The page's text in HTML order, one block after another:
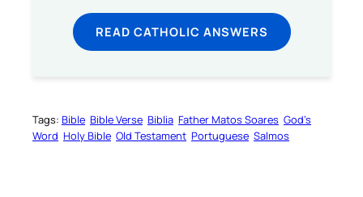
READ CATHOLIC ANSWERS
Tags: Bible Bible Verse Biblia Father Matos Soares God’s
Word Holy Bible Old Testament Portuguese Salmos